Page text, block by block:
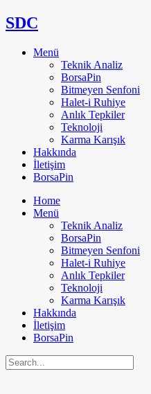
SDC
Menü
Teknik Analiz
BorsaPin
Bitmeyen Senfoni
Halet-i Ruhiye
Anlık Tepkiler
Teknoloji
Karma Karışık
Hakkında
İletişim
BorsaPin
Home
Menü
Teknik Analiz
BorsaPin
Bitmeyen Senfoni
Halet-i Ruhiye
Anlık Tepkiler
Teknoloji
Karma Karışık
Hakkında
İletişim
BorsaPin